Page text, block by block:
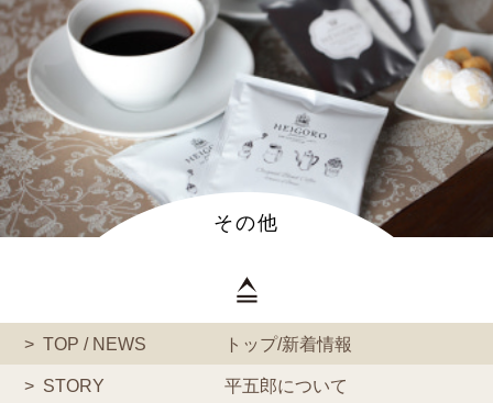
その他
TOP / NEWS トップ/新着情報
STORY 平五郎について